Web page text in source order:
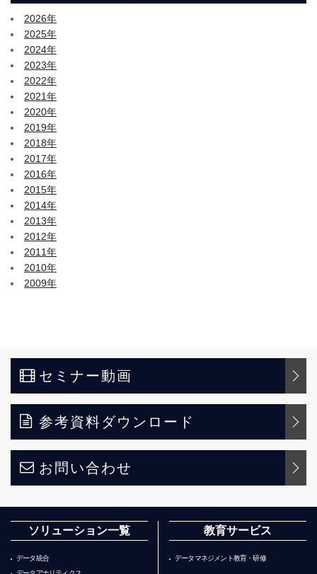
2026年
2025年
2024年
2023年
2022年
2021年
2020年
2019年
2018年
2017年
2016年
2015年
2014年
2013年
2012年
2011年
2010年
2009年
セミナー動画
参考資料ダウンロード
お問い合わせ
ソリューション一覧
データ統合
教育サービス
データマネジメント教育・研修